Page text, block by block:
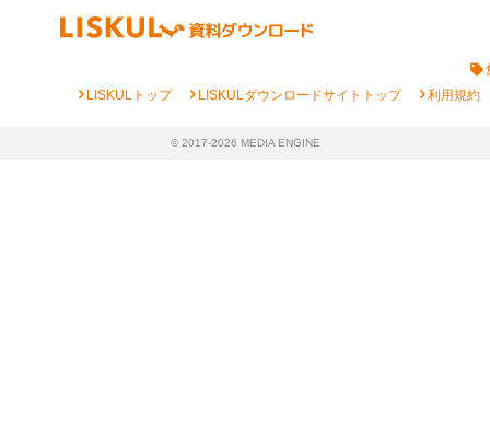
chevron_rightLISKULトップ chevron_rightLISKULダウンロードサイトトップ chevron_right利用規約
© 2017-2026 MEDIA ENGINE